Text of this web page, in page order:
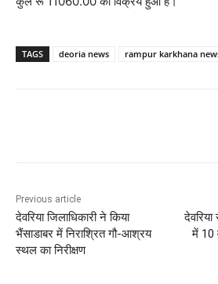
TAGS deoria news rampur karkhana
Previous article
देवरिया जिलाधिकारी ने किया
भैंसाडाबर में निराश्रित गौ-आश्रय
स्थल का निरीक्षण
में 10